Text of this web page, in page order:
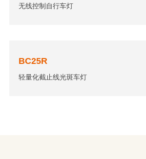
无线控制自行车灯
BC25R
轻量化截止线光斑车灯